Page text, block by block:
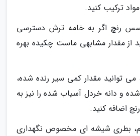
مواد ترکیب کنید.
سس رنچ اگر به خامه ترش دسترسی
از مقدار مشابهی ماست چکیده بهره
توانید مقدار کمی سیر رنده شده،
و دانه خردل آسیاب شده را نیز به
اضافه کنید.
بطری شیشه ای مخصوص نگهداری